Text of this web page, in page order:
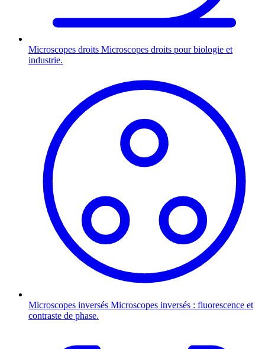
Microscopes droits Microscopes droits pour biologie et
industrie.
Microscopes inversés Microscopes inversés : fluorescence et
contraste de phase.